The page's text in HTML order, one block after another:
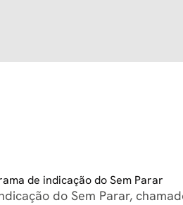
de indicação do Sem Parar
do Sem Parar,